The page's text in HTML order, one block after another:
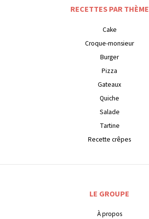
RECETTES PAR THÈME
Cake
Croque-monsieur
Burger
Pizza
Gateaux
Quiche
Salade
Tartine
Recette crêpes
LE GROUPE
À propos